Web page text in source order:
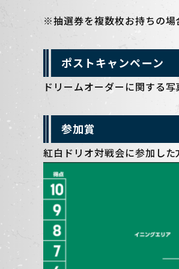
※抽選券を複数枚お持ちの場
ポストキャンペーン
ドリームオーダーに関する
参加賞
紅白ドリオ対戦会に参加し